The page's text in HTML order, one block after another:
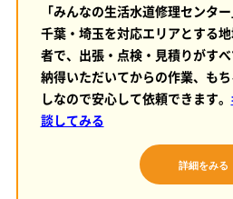
「みんなの生活水道修理センタ
千葉・埼玉を対応エリアとする
者で、出張・点検・見積りがす
納得いただいてからの作業、も
しなので安心して依頼できます。
談してみる
詳細をみる